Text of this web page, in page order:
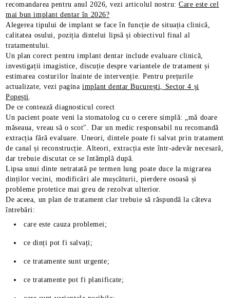
recomandarea pentru anul 2026, vezi articolul nostru:Care este cel
mai bun implant dentar în 2026?
Alegerea tipului de implant se face în funcție de situația clinică,
calitatea osului, poziția dintelui lipsă și obiectivul final al
tratamentului.
Un plan corect pentru implant dentar include evaluare clinică,
investigații imagistice, discuție despre variantele de tratament și
estimarea costurilor înainte de intervenție. Pentru prețurile
actualizate, vezi pagina implant dentar București, Sector 4 și
Popești.
De ce contează diagnosticul corect
Un pacient poate veni la stomatolog cu o cerere simplă: „mă doare
măseaua, vreau să o scot". Dar un medic responsabil nu recomandă
extracția fără evaluare. Uneori, dintele poate fi salvat prin tratament
de canal și reconstrucție. Alteori, extracția este într-adevăr necesară,
dar trebuie discutat ce se întâmplă după.
Lipsa unui dinte netratată pe termen lung poate duce la migrarea
dinților vecini, modificări ale mușcăturii, pierdere osoasă și
probleme protetice mai greu de rezolvat ulterior.
De aceea, un plan de tratament clar trebuie să răspundă la câteva
întrebări:
care este cauza problemei;
ce dinți pot fi salvați;
ce tratamente sunt urgente;
ce tratamente pot fi planificate;